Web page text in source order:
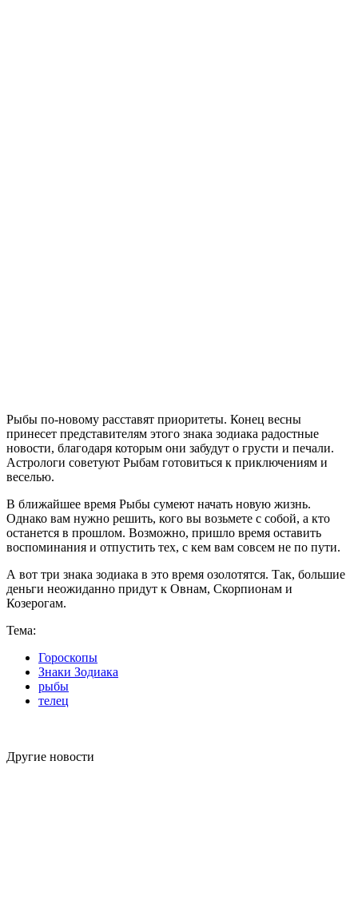
Рыбы по-новому расставят приоритеты. Конец весны
принесет представителям этого знака зодиака радостные
новости, благодаря которым они забудут о грусти и печали.
Астрологи советуют Рыбам готовиться к приключениям и
веселью.
В ближайшее время Рыбы сумеют начать новую жизнь.
Однако вам нужно решить, кого вы возьмете с собой, а кто
останется в прошлом. Возможно, пришло время оставить
воспоминания и отпустить тех, с кем вам совсем не по пути.
А вот три знака зодиака в это время озолотятся. Так, большие
деньги неожиданно придут к Овнам, Скорпионам и
Козерогам.
Тема:
Гороскопы
Знаки Зодиака
рыбы
телец
Другие новости